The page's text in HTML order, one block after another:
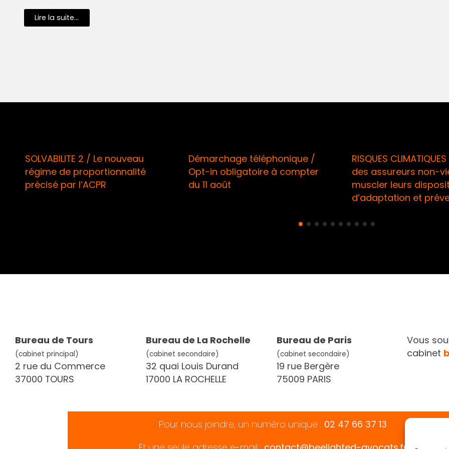
Lire la suite...
SOLVABILITE 2 / Le nouveau
régime de proportionnalité
précisé par l’ACPR
Démarchage téléphonique /
Opt-in obligatoire à compter
du 11 août
RISQUES CLIMATIQUES /
des assureurs non-vie à
muscler leurs dispositifs
d’adaptation et
Bureau de Tours
(cabinet principal)
2 rue du Commerce
37000 TOURS
Bureau de La Rochelle
(cabinet secondaire)
32 quai Louis Durand
17000 LA ROCHELLE
Bureau de Paris
(cabinet secondaire)
19 rue Bergère
75009 PARIS
Vous
cabinet
Pour nous joindre, un numéro unique : 02 47 66 37 13